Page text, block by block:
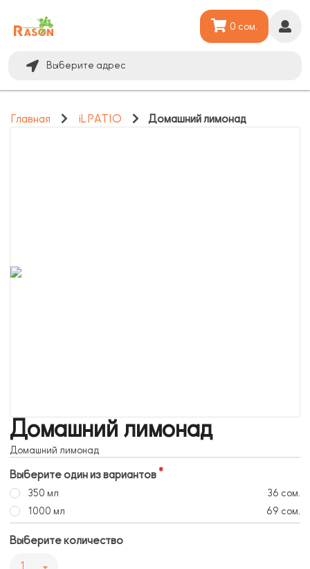
Выберите адрес
0 сом.
Главная iL PATIO Домашний лимонад
Домашний лимонад
Домашний лимонад
Выберите один из вариантов
350 мл
36 сом.
1000 мл
69 сом.
Выберите количество
1